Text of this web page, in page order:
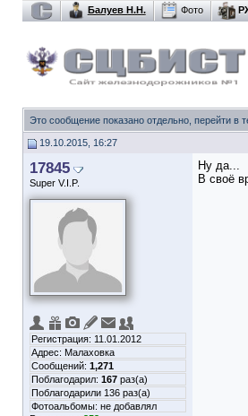
Балуев Н.Н. Фото
Это сообщение показано отдельно, перейти в
19.10.2015, 16:27
17845
Super V.I.P.
Регистрация: 11.01.2012
Адрес: Малаховка
Сообщений: 1,271
Поблагодарил: 167 раз(а)
Поблагодарили 136 раз(а)
Фотоальбомы: не добавлял
Ну да...
В своё